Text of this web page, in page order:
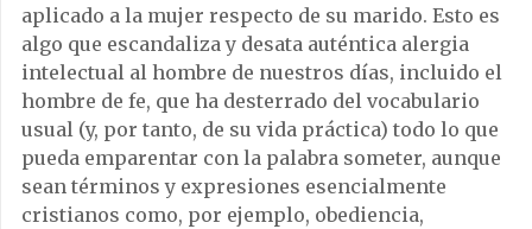
aplicado a la mujer respecto de su marido. Esto es
algo que escandaliza y desata auténtica alergia
intelectual al hombre de nuestros días, incluido el
hombre de fe, que ha desterrado del vocabulario
usual (y, por tanto, de su vida práctica) todo lo que
pueda emparentar con la palabra someter, aunque
sean términos y expresiones esencialmente
cristianos como, por ejemplo, obediencia,